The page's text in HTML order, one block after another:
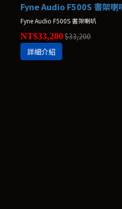
Fyne Audio F500S 書架喇
Fyne Audio F500S 書架喇叭
NT$33,200$33,200
詳細介紹